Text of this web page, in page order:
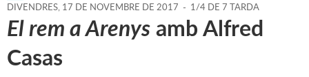
DIVENDRES, 17 DE NOVEMBRE DE 2017 - 1/4 DE 7 TARDA
El rem a Arenysamb Alfred
Casas